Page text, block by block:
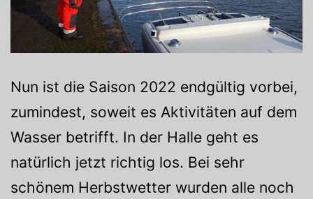
Nun ist die Saison 2022 endgültig vorbei,
zumindest, soweit es Aktivitäten auf dem
Wasser betrifft. In der Halle geht es
natürlich jetzt richtig los. Bei sehr
schönem Herbstwetter wurden alle noch